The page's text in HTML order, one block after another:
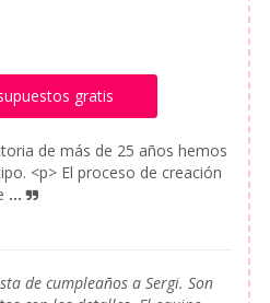
gratis
de más de 25 años hemos
<p> El proceso de creación
...
de cumpleaños a Sergi. Son